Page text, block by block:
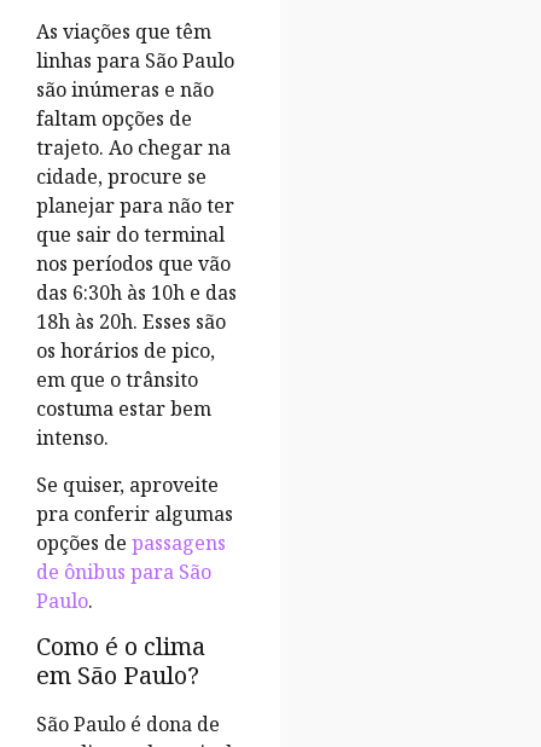
As viações que têm
linhas para São Paulo
são inúmeras e não
faltam opções de
trajeto. Ao chegar na
cidade, procure se
planejar para não ter
que sair do terminal
nos períodos que vão
das 6:30h às 10h e das
18h às 20h. Esses são
os horários de pico,
em que o trânsito
costuma estar bem
intenso.
Se quiser, aproveite
pra conferir algumas
opções de passagens
de ônibus para São
Paulo.
Como é o clima
em São Paulo?
São Paulo é dona de